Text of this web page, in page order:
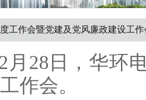
工作会暨党建及党风廉政建设工
月28日，华环
作会。